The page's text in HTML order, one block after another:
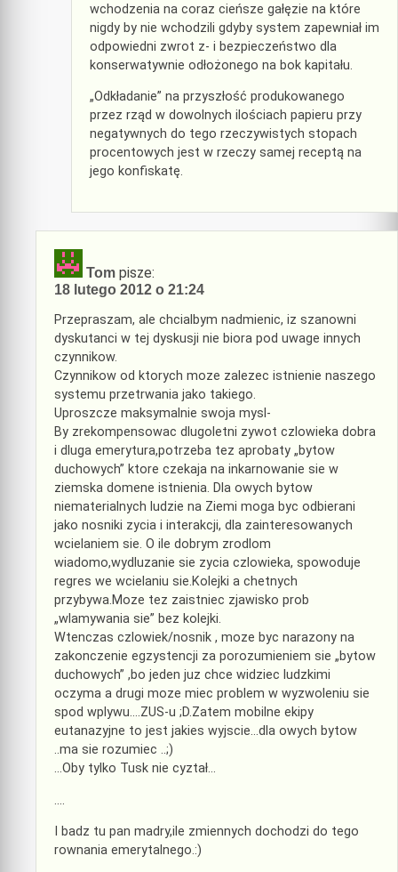
wchodzenia na coraz cieńsze gałęzie na które
nigdy by nie wchodzili gdyby system zapewniał im
odpowiedni zwrot z- i bezpieczeństwo dla
konserwatywnie odłożonego na bok kapitału.
„Odkładanie” na przyszłość produkowanego
przez rząd w dowolnych ilościach papieru przy
negatywnych do tego rzeczywistych stopach
procentowych jest w rzeczy samej receptą na
jego konfiskatę.
Tom pisze:
18 lutego 2012 o 21:24
Przepraszam, ale chcialbym nadmienic, iz szanowni
dyskutanci w tej dyskusji nie biora pod uwage innych
czynnikow.
Czynnikow od ktorych moze zalezec istnienie naszego
systemu przetrwania jako takiego.
Uproszcze maksymalnie swoja mysl-
By zrekompensowac dlugoletni zywot czlowieka dobra
i dluga emerytura,potrzeba tez aprobaty „bytow
duchowych” ktore czekaja na inkarnowanie sie w
ziemska domene istnienia. Dla owych bytow
niematerialnych ludzie na Ziemi moga byc odbierani
jako nosniki zycia i interakcji, dla zainteresowanych
wcielaniem sie. O ile dobrym zrodlom
wiadomo,wydluzanie sie zycia czlowieka, spowoduje
regres we wcielaniu sie.Kolejki a chetnych
przybywa.Moze tez zaistniec zjawisko prob
„wlamywania sie” bez kolejki.
Wtenczas czlowiek/nosnik , moze byc narazony na
zakonczenie egzystencji za porozumieniem sie „bytow
duchowych” ,bo jeden juz chce widziec ludzkimi
oczyma a drugi moze miec problem w wyzwoleniu sie
spod wplywu….ZUS-u ;D.Zatem mobilne ekipy
eutanazyjne to jest jakies wyjscie…dla owych bytow
..ma sie rozumiec ..;)
…Oby tylko Tusk nie cyztał…
….
I badz tu pan madry,ile zmiennych dochodzi do tego
rownania emerytalnego.:)